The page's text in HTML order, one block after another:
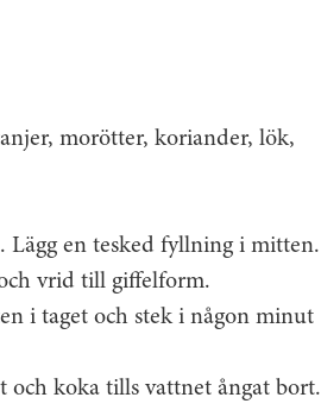
morötter, koriander, lök,
Lägg en tesked fyllning i mitten.
vrid till giffelform.
i taget och stek i någon minut
och koka tills vattnet ångat bort.